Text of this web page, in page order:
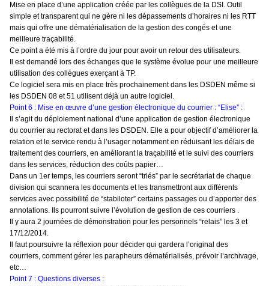
Mise en place d’une application créée par les collègues de la DSI. Outil
simple et transparent qui ne gère ni les dépassements d’horaires ni les RTT
mais qui offre une dématérialisation de la gestion des congés et une
meilleure traçabilité.
Ce point a été mis à l’ordre du jour pour avoir un retour des utilisateurs.
Il est demandé lors des échanges que le système évolue pour une meilleure
utilisation des collègues exerçant à TP.
Ce logiciel sera mis en place très prochainement dans les DSDEN même si
les DSDEN 08 et 51 utilisent déjà un autre logiciel.
Point 6 : Mise en œuvre d’une gestion électronique du courrier : “Elise” :
Il s’agit du déploiement national d’une application de gestion électronique
du courrier au rectorat et dans les DSDEN. Elle a pour objectif d’améliorer la
relation et le service rendu à l’usager notamment en réduisant les délais de
traitement des courriers, en améliorant la traçabilité et le suivi des courriers
dans les services, réduction des coûts papier…
Dans un 1er temps, les courriers seront “triés” par le secrétariat de chaque
division qui scannera les documents et les transmettront aux différents
services avec possibilité de “stabiloter” certains passages ou d’apporter des
annotations. Ils pourront suivre l’évolution de gestion de ces courriers .
Il y aura 2 journées de démonstration pour les personnels “relais” les 3 et
17/12/2014.
Il faut poursuivre la réflexion pour décider qui gardera l’original des
courriers, comment gérer les parapheurs dématérialisés, prévoir l’archivage,
etc…
Point 7 : Questions diverses :